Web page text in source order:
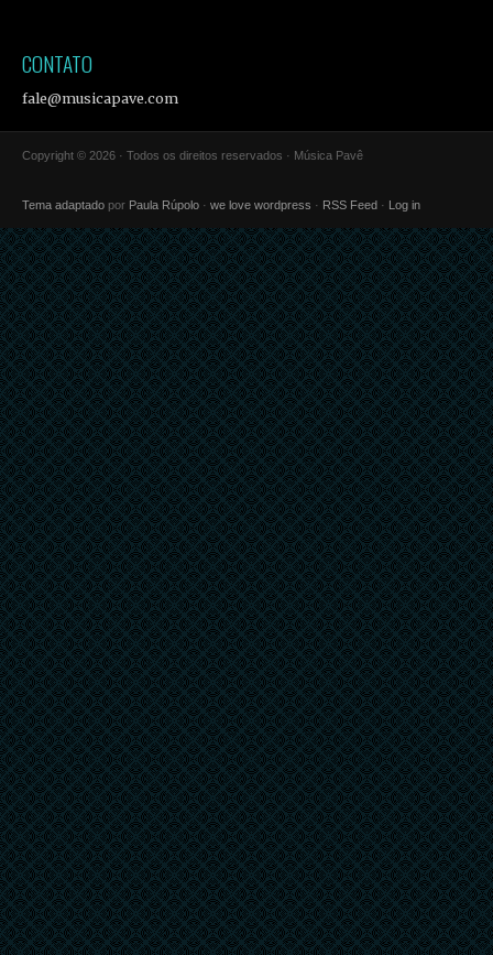
CONTATO
fale@musicapave.com
Copyright © 2026 · Todos os direitos reservados · Música Pavê
Tema adaptado por Paula Rúpolo · we love wordpress · RSS Feed · Log in